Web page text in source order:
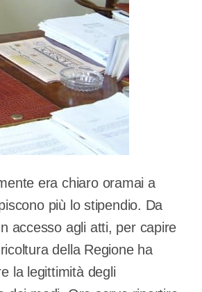
era chiaro oramai a
più lo stipendio. Da
accesso agli atti, per capire
della Regione ha
la legittimità degli